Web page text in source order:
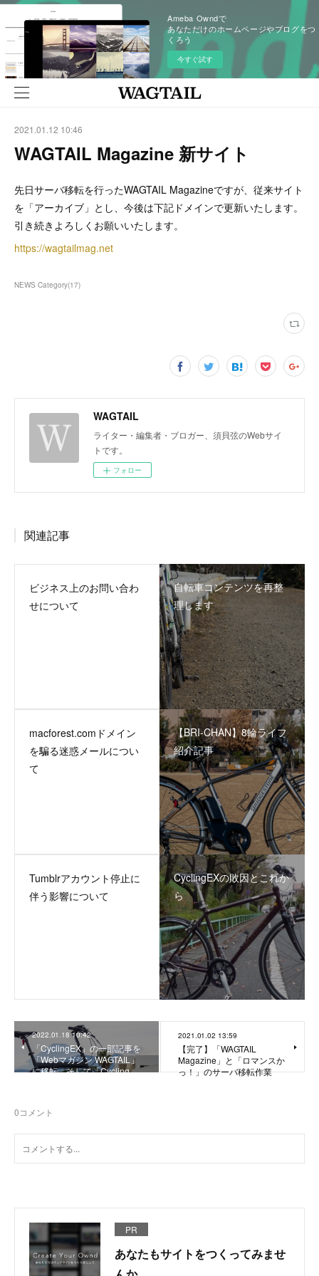
Ameba Owndで
あなただけのホームページやブログをつ
くろう
今すぐ試す
2021.01.12 10:46
WAGTAIL Magazine 新サイト
先日サーバ移転を行ったWAGTAIL Magazineですが、従来サイト
を「アーカイブ」とし、今後は下記ドメインで更新いたします。
引き続きよろしくお願いいたします。
https://wagtailmag.net
NEWS Category(17)
WAGTAIL
ライター・編集者・ブロガー、須貝弦のWebサイ
トです。
フォロー
関連記事
ビジネス上のお問い合わ
せについて
自転車コンテンツを再整
理します
macforest.comドメイン
を騙る迷惑メールについ
て
【BRI-CHAN】8輪ライフ
紹介記事
Tumblrアカウント停止に
伴う影響について
CyclingEXの敗因とこれか
ら
2022.01.18 10:42
「CyclingEX」の一部記事を
「Webマガジン WAGTAIL」
に移転、そして「Cycling…
2021.01.02 13:59
【完了】「WAGTAIL
Magazine」と「ロマンスか
っ！」のサーバ移転作業
0コメント
PR
あなたもサイトをつくってみませ